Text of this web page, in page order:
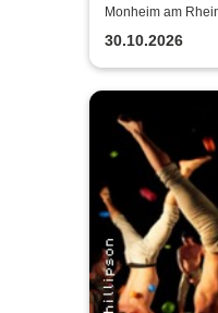
für Mord
Monheim am
30.10.2026